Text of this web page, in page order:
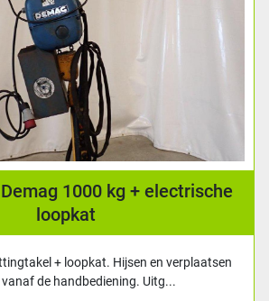
1000 kg + electrische
loopkat
+ loopkat. Hijsen en verplaatsen
vanaf de handbediening. Uitg...